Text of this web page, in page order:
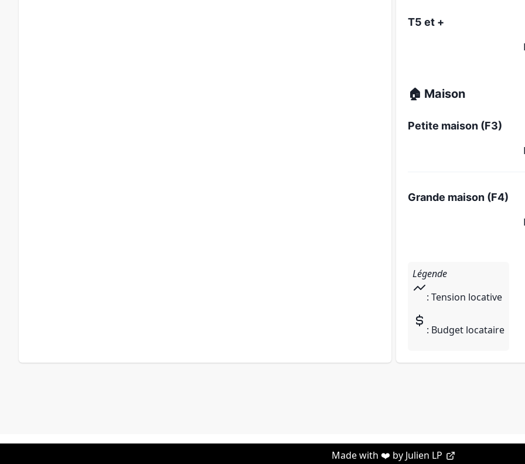
T5 et +
🏠 Maison
Petite maison (F3)
Grande maison (F4)
Légende
: Tension locative
: Budget locataire
Made with ❤️ by Julien LP